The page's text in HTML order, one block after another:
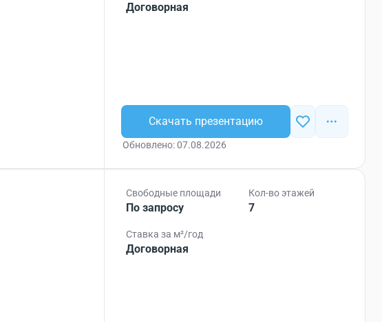
Договорная
Скачать презентацию
Обновлено: 07.08.2026
Свободные площади
По запросу
Кол-во этажей
7
Ставка за м²/год
Договорная